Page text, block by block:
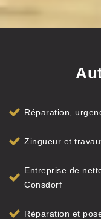
Réparation,
Zingueur et
Entreprise de
Consdorf
Réparation et